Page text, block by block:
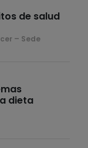
de salud
– Sede
dieta